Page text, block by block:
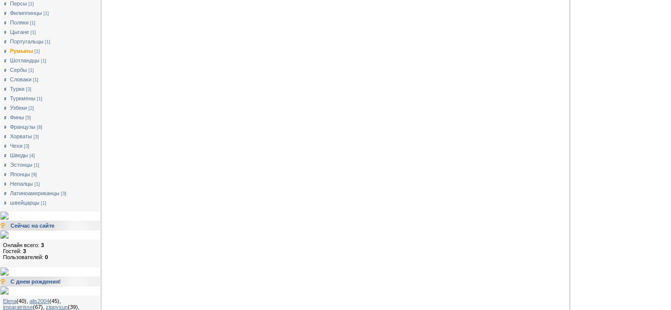
Персы [1]
Филиппинцы [1]
Поляки [1]
Цыгане [1]
Португальцы [1]
Румыны [1]
Шотландцы [1]
Сербы [1]
Словаки [1]
Турки [3]
Туркмены [1]
Узбеки [2]
Фины [5]
Французы [8]
Хорваты [3]
Чехи [3]
Шведы [4]
Эстонцы [1]
Японцы [9]
Непалцы [1]
Латиноамериканцы [3]
швейцарцы [1]
Сейчас на сайте
Онлайн всего: 3
Гостей: 3
Пользователей: 0
С днем рождения!
Elena(40) alis2004(45)
imparatrisse(67) zippysun(39)